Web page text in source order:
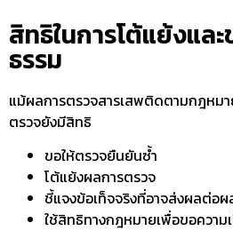
สิทธิในการโต้แย้งแล
ธรรม
แม้ผลการตรวจสารเสพติดตามกฎหม
ตรวจยังมีสิทธิ
ขอให้ตรวจยืนยันซ้ำ
โต้แย้งผลการตรวจ
ชี้แจงข้อเท็จจริงที่อาจส่งผลต่อ
ใช้สิทธิทางกฎหมายเพื่อขอความ